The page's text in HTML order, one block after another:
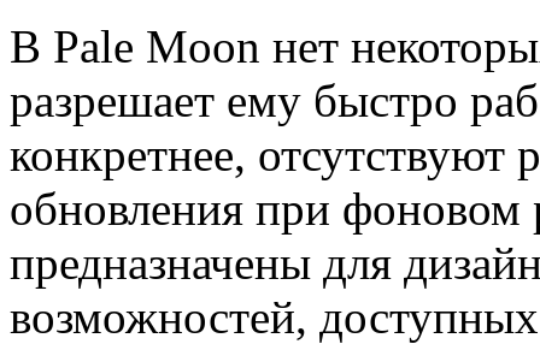
В Pale Moon нет
разрешает ему быстро
конкретнее, отсутствуют
обновления при
предназначены для
возможностей,